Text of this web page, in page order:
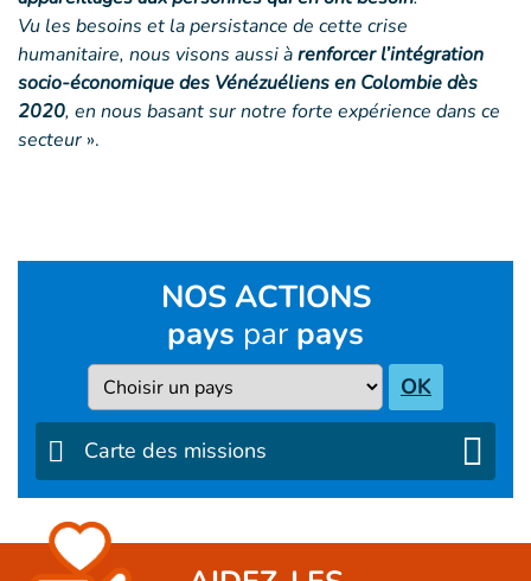
Vu les besoins et la persistance de cette crise
humanitaire, nous visons aussi àrenforcer l’intégration
socio-économique des Vénézuéliens en Colombie dès
2020, en nous basant sur notre forte expérience dans ce
secteur ».
NOS ACTIONS
pays par pays
Pays OK
Carte des missions